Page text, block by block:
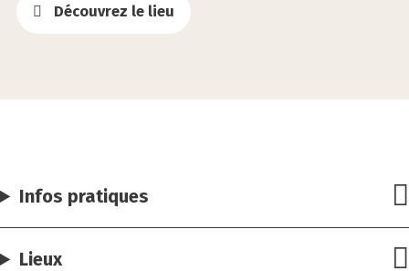
Découvrez le lieu
Infos pratiques
Lieux